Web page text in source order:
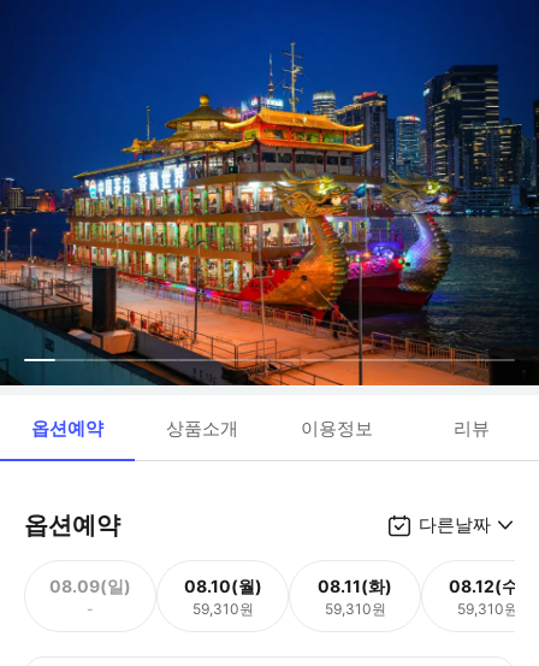
옵션예약 상품소개 이용정보 리뷰
옵션예약 다른날짜
08.09(일)
-
08.10(월)
59,310원
08.11(화)
59,310원
08.12(수)
59,310원